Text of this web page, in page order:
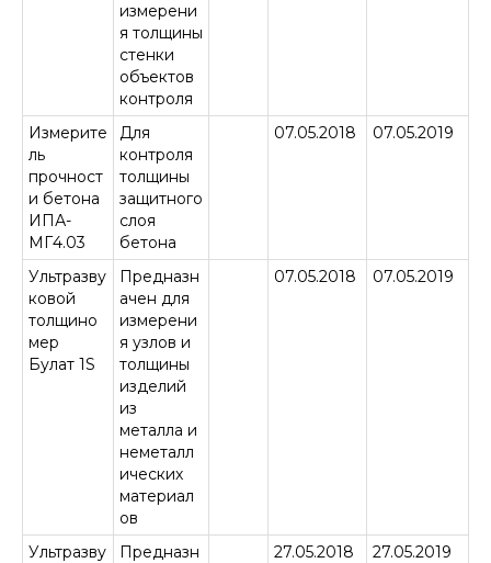
измерени
я толщины
стенки
объектов
контроля
Измерите
ль
прочност
и бетона
ИПА-
МГ4.03
Для
контроля
толщины
защитного
слоя
бетона
07.05.2018 07.05.2019
Ультразву
ковой
толщино
мер
Булат 1S
Предназн
ачен для
измерени
я узлов и
толщины
изделий
из
металла и
неметалл
ических
материал
ов
07.05.2018 07.05.2019
Ультразву
Предназн
27.05.2018 27.05.2019